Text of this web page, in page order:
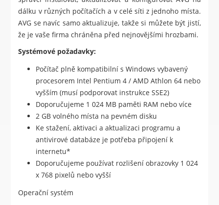
dálku v různých počítačích a v celé síti z jednoho místa.
AVG se navíc samo aktualizuje, takže si můžete být jistí,
že je vaše firma chráněna před nejnovějšími hrozbami.
Systémové požadavky:
Počítač plně kompatibilní s Windows vybavený
procesorem Intel Pentium 4 / AMD Athlon 64 nebo
vyšším (musí podporovat instrukce SSE2)
Doporučujeme 1 024 MB paměti RAM nebo více
2 GB volného místa na pevném disku
Ke stažení, aktivaci a aktualizaci programu a
antivirové databáze je potřeba připojení k
internetu*
Doporučujeme používat rozlišení obrazovky 1 024
x 768 pixelů nebo vyšší
Operační systém